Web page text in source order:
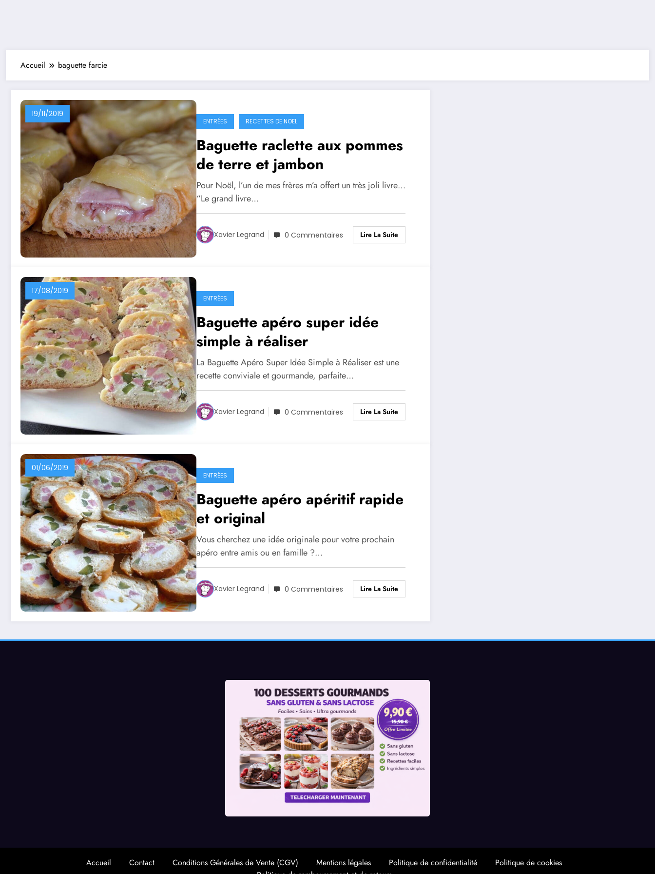
Accueil baguette farcie
19/11/2019
ENTRÉES RECETTES DE NOEL
Baguette raclette aux pommes
de terre et jambon
Pour Noël, l’un de mes frères m’a offert un très joli livre…
“Le grand livre…
Xavier Legrand 0 Commentaires Lire La Suite
17/08/2019
ENTRÉES
Baguette apéro super idée
simple à réaliser
La Baguette Apéro Super Idée Simple à Réaliser est une
recette conviviale et gourmande, parfaite…
Xavier Legrand 0 Commentaires Lire La Suite
01/06/2019
ENTRÉES
Baguette apéro apéritif rapide
et original
Vous cherchez une idée originale pour votre prochain
apéro entre amis ou en famille ?…
Xavier Legrand 0 Commentaires Lire La Suite
Accueil Contact Conditions Générales de Vente (CGV) Mentions légales Politique de confidentialité
Politique de cookies